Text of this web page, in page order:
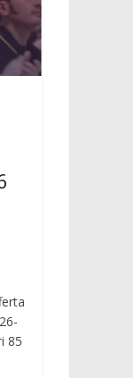
85